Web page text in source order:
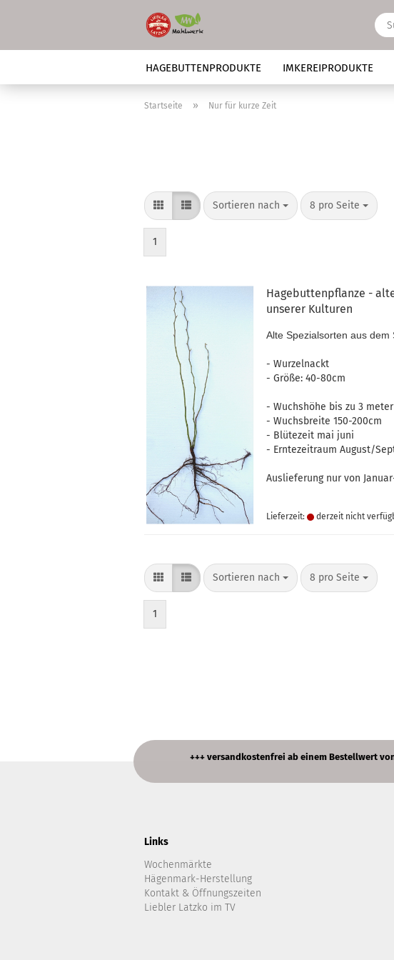
HAGEBUTTENPRODUKTE IMKEREIPRODUKTE
NUR FÜR KURZE ZEIT
Startseite » Nur für kurze Zeit
Sortieren nach
Sortieren nach 8 pro Seite
pro Seite
1
Hagebuttenpflanze -
unserer Kulturen
Alte Spezialsorten aus
- Wurzelnackt
- Größe: 40-80cm
- Wuchshöhe bis zu 3 meter
- Wuchsbreite 150-200cm
- Blütezeit mai juni
- Erntezeitraum August/
Auslieferung nur von
Lieferzeit: derzeit nicht
Sortieren nach
Sortieren nach 8 pro Seite
pro Seite
1
+++ versandkostenfrei ab einem Bestellwert von
Links
Wochenmärkte
Hägenmark-Herstellung
Kontakt & Öffnungszeiten
Liebler Latzko im TV